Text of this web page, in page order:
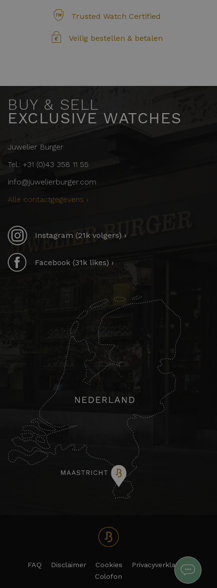
Trusted Watch Certified
Veilig bestellen & betalen
BUY & SELL
EXCLUSIVE WATCHES
Juwelier Burger
Tel.: +31 (0)43 358 11 55
info@juwelierburger.com
Alle contactgegevens ›
Instagram (21k volgers) ›
Facebook (31k likes) ›
FAQ Disclaimer Cookies
Privacyverklaring
Colofon